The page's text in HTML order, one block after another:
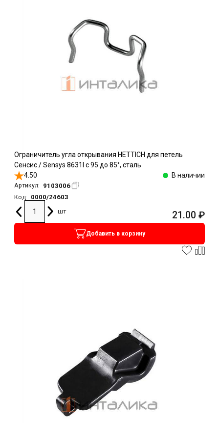
Ограничитель угла открывания HETTICH для петель
Сенсис / Sensys 8631I c 95 до 85°, сталь
4.50
В наличии
Артикул: 9103006
Код:
0000/24603
шт
21.00 ₽
Добавить в корзину